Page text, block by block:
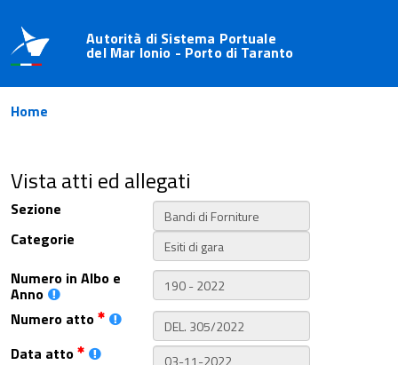
Autorità di Sistema Portuale
del Mar Ionio - Porto di Taranto
Home
Vista atti ed allegati
Sezione
Categorie
Numero in Albo e
Anno
Numero atto
Data atto